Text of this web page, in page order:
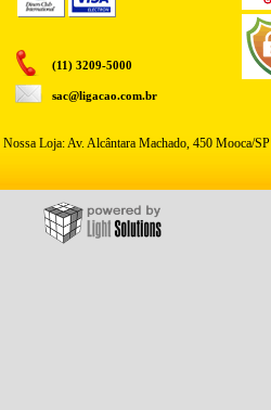
(11) 3209-5000
sac@ligacao.com.br
Nossa Loja: Av. Alcântara Machado, 450 Mooca/SP